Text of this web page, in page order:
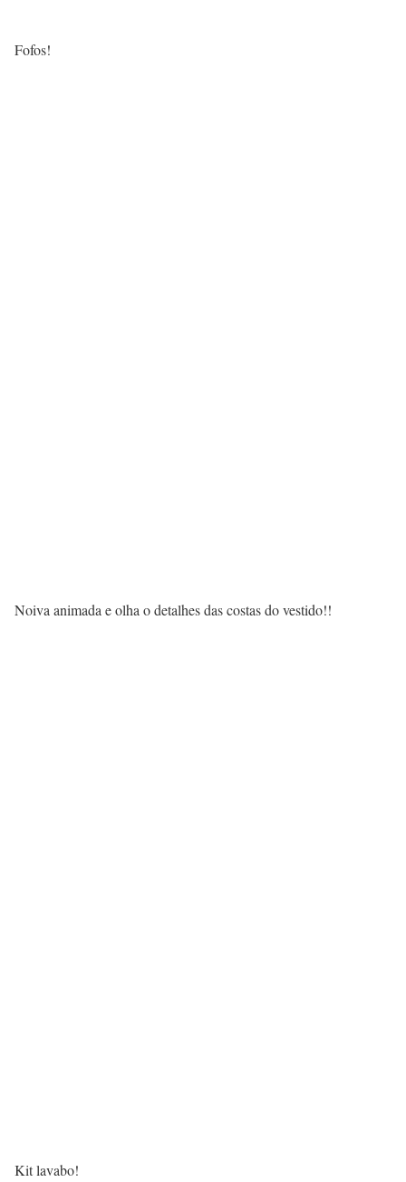
Fofos!
Noiva animada e olha o detalhes das costas do vestido!!
Kit lavabo!